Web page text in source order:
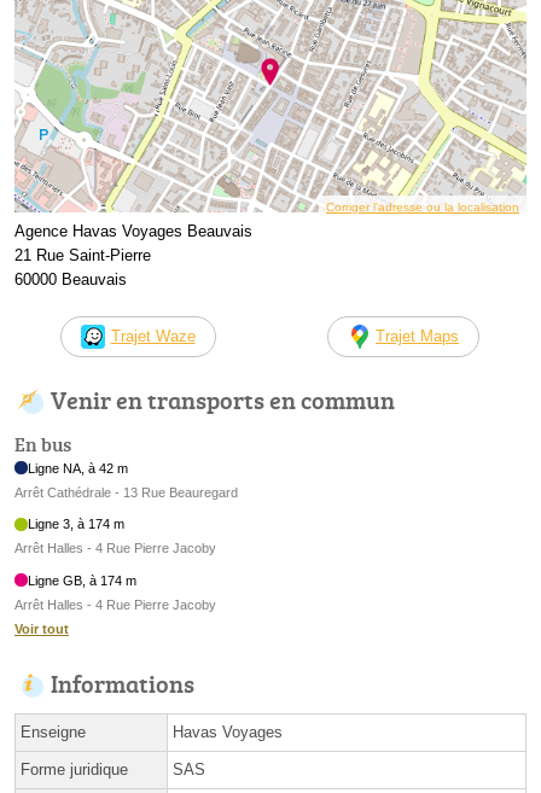
Corriger l’adresse ou la localisation
Agence Havas Voyages Beauvais
21 Rue Saint-Pierre
60000 Beauvais
Trajet Waze Trajet Maps
Venir en transports en commun
En bus
Ligne NA, à 42 m
Arrêt Cathédrale - 13 Rue Beauregard
Ligne 3, à 174 m
Arrêt Halles - 4 Rue Pierre Jacoby
Ligne GB, à 174 m
Arrêt Halles - 4 Rue Pierre Jacoby
Voir tout
Informations
Enseigne Havas Voyages
Forme juridique SAS